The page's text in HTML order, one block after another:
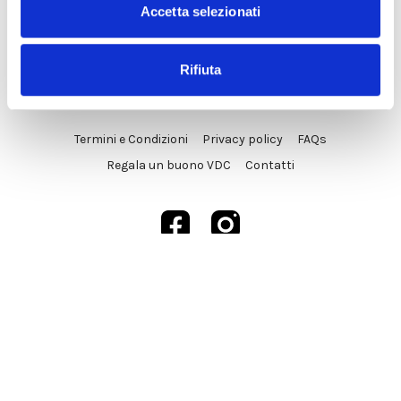
Accetta selezionati
Rifiuta
Termini e Condizioni Privacy policy
FAQs
Regala un buono VDC
Contatti